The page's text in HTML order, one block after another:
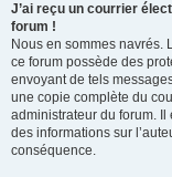
J’ai reçu un courrier
forum !
Nous en sommes navrés.
ce forum possède des
envoyant de tels
une copie complète du
administrateur du forum. Il
des informations sur
conséquence.